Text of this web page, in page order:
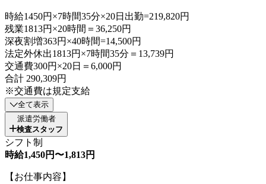
時給1450円×7時間35分×20日出勤=219,820円
残業1813円×20時間＝36,250円
深夜割増363円×40時間=14,500円
法定外休出1813円×7時間35分＝13,739円
交通費300円×20日＝6,000円
合計 290,309円
※交通費は規定支給
全て表示
派遣労働者
検査スタッフ
シフト制
時給1,450円〜1,813円
【お仕事内容】